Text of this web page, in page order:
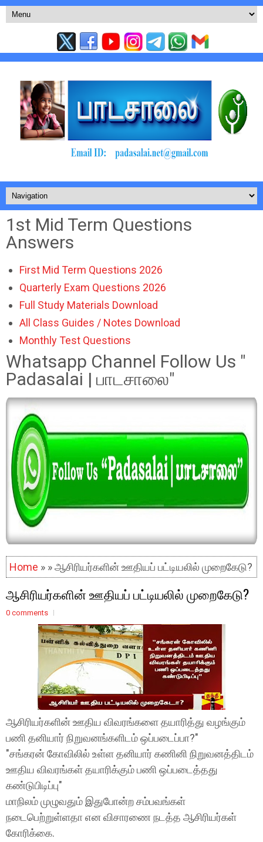
1st Mid Term Questions
Answers
First Mid Term Questions 2026
Quarterly Exam Questions 2026
Full Study Materials Download
All Class Guides / Notes Download
Monthly Test Questions
Whatsapp Channel Follow Us "
Padasalai | பாடசாலை"
Home » » ஆசிரியர்களின் ஊதியப் பட்டியலில் முறைகேடு?
ஆசிரியர்களின் ஊதியப் பட்டியலில் முறைகேடு?
0 comments
ஆசிரியர்களின் ஊதிய விவரங்களை தயாரித்து வழங்கும்
பணி தனியார் நிறுவனங்களிடம் ஒப்படைப்பா?"
"சங்கரன் கோவிலில் உள்ள தனியார் கணினி நிறுவனத்திடம்
ஊதிய விவரங்கள் தயாரிக்கும் பணி ஒப்படைத்தது
கண்டுபிடிப்பு"
மாநிலம் முழுவதும் இதுபோன்ற சம்பவங்கள்
நடைபெற்றுள்ளதா என விசாரணை நடத்த ஆசிரியர்கள்
கோரிக்கை.